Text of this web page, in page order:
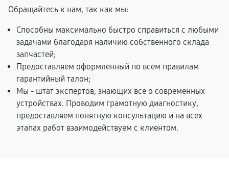
Обращайтесь к нам, так как мы:
Способны максимально быстро справиться с любыми
задачами благодаря наличию собственного склада
запчастей;
Предоставляем оформленный по всем правилам
гарантийный талон;
Мы - штат экспертов, знающих все о современных
устройствах. Проводим грамотную диагностику,
предоставляем понятную консультацию и на всех
этапах работ взаимодействуем с клиентом.